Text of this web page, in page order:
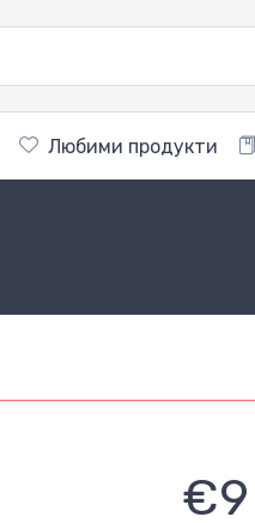
Любими продукти
€9